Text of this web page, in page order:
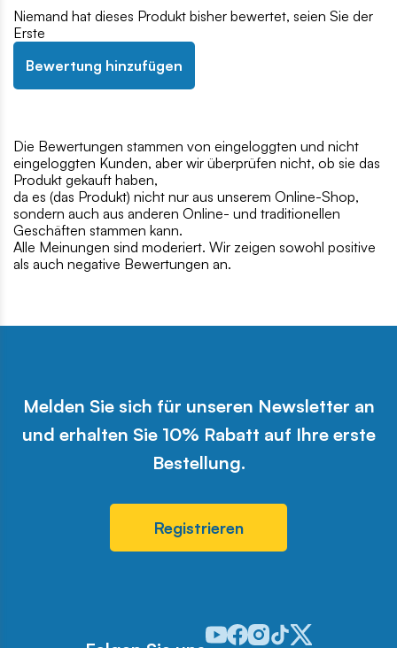
Niemand hat dieses Produkt bisher bewertet, seien Sie der
Erste
Bewertung hinzufügen
Die Bewertungen stammen von eingeloggten und nicht
eingeloggten Kunden, aber wir überprüfen nicht, ob sie das
Produkt gekauft haben,
da es (das Produkt) nicht nur aus unserem Online-Shop,
sondern auch aus anderen Online- und traditionellen
Geschäften stammen kann.
Alle Meinungen sind moderiert. Wir zeigen sowohl positive
als auch negative Bewertungen an.
Melden Sie sich für unseren Newsletter an
und erhalten Sie 10% Rabatt auf Ihre erste
Bestellung.
Registrieren
Odwiedź nasz profil w serwisie
Odwiedź nasz profil w
Odwiedź nasz profil w
Odwiedź nasz profil
Odwiedź nasz